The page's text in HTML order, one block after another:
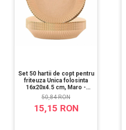
Set 50 hartii de copt pentru
friteuza Unica folosinta
16x20x4.5 cm, Maro -
STARCREST
50,84 RON
15,15 RON